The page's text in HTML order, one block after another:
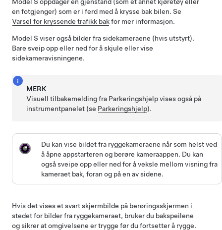
en fotgjenger) som er i ferd med å krysse bak bilen. Se
Varsel for kryssende trafikk bakfor mer informasjon.
Model S viser også bilder fra sidekameraene (hvis utstyrt).
Bare sveip opp eller ned for å skjule eller vise
sidekameravisningene.
MERK
Visuell tilbakemelding fra Parkeringshjelp vises også på
instrumentpanelet (se Parkeringshjelp).
Du kan vise bildet fra ryggekameraene når som helst ved
å åpne appstarteren og berøre kameraappen. Du kan
også sveipe opp eller ned for å veksle mellom visning fra
kameraet bak, foran og på en av sidene.
Hvis det vises et svart skjermbilde på berøringsskjermen i
stedet for bilder fra ryggekameraet, bruker du bakspeilene
og sikrer at omgivelsene er trygge før du fortsetter å rygge.